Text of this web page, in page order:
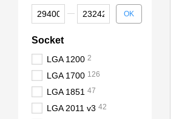
От Цена, грн
До Цена, грн OK
Socket
LGA 1200 2
LGA 1700 126
LGA 1851 47
LGA 2011 v3 42